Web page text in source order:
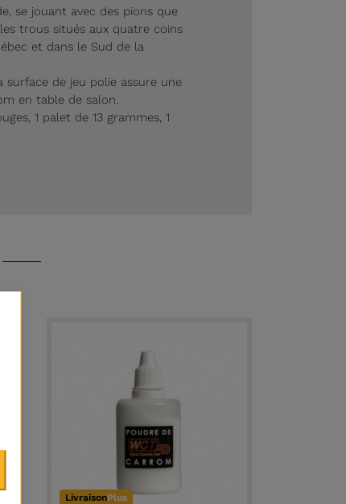
se jouant avec des pions que
trous situés aux quatre coins
et dans le Sud de la
de jeu polie assure une
en table de salon.
1 palet de 13 grammes, 1
LivraisonPlus